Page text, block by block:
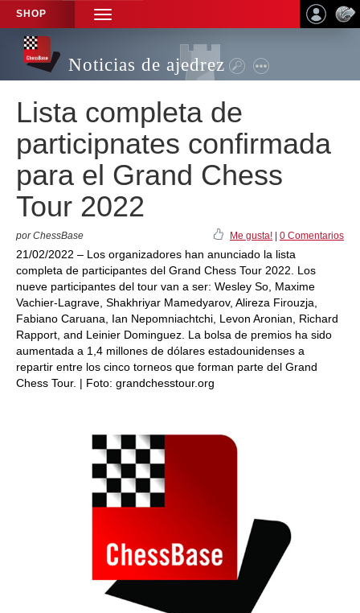
SHOP
TOGGLE
NAVIGATION
Noticias de ajedrez
Lista completa de
participnates confirmada
para el Grand Chess
Tour 2022
por ChessBase Me gusta! 0 Comentarios
21/02/2022 – Los organizadores han anunciado la lista
completa de participantes del Grand Chess Tour 2022. Los
nueve participantes del tour van a ser: Wesley So, Maxime
Vachier-Lagrave, Shakhriyar Mamedyarov, Alireza Firouzja,
Fabiano Caruana, Ian Nepomniachtchi, Levon Aronian, Richard
Rapport, and Leinier Dominguez. La bolsa de premios ha sido
aumentada a 1,4 millones de dólares estadounidenses a
repartir entre los cinco torneos que forman parte del Grand
Chess Tour. | Foto: grandchesstour.org